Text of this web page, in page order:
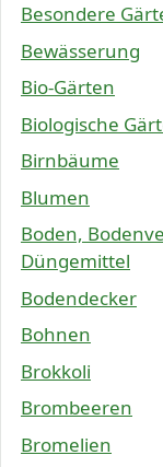
Besondere
Bewässerung
Bio-Gärten
Biologische
Birnbäume
Blumen
Boden,
Düngemittel
Bodendecker
Bohnen
Brokkoli
Brombeeren
Bromelien